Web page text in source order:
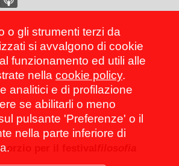
per il festival
o gli strumenti terzi da
si avvalgono di cookie
funzionamento ed utili alle
nella cookie policy.
analitici e di profilazione
se abilitarli o meno
pulsante 'Preferenze' o il
nella parte inferiore di